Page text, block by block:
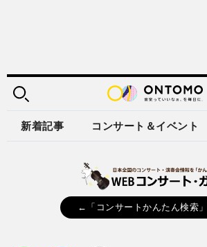
新着記事 コンサート＆イベント
←「コンサートかんたん検索